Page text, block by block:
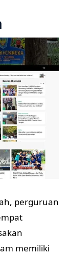
perguruan
memiliki